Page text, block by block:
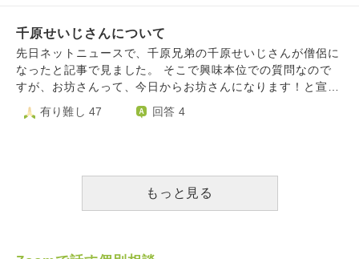
かよろしくお願いいたします。
千原せいじさんについて
先日ネットニュースで、千原兄弟の千原せいじさんが僧侶に
なったと記事で見ました。 そこで興味本位での質問なので
すが、お坊さんって、今日からお坊さんになります！と宣言
したら、お坊さんになれるものなのでしょうか？ ある程度
の修行などをしないと、お坊さんと名乗れないのでしょう
有り難し 47 回答 4
もっと見る